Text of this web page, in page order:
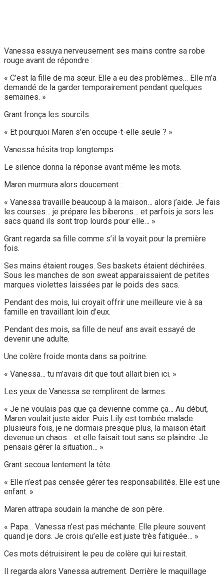
Vanessa essuya nerveusement ses mains contre sa robe
rouge avant de répondre :
« C’est la fille de ma sœur. Elle a eu des problèmes… Elle m’a
demandé de la garder temporairement pendant quelques
semaines. »
Grant fronça les sourcils.
« Et pourquoi Maren s’en occupe-t-elle seule ? »
Vanessa hésita trop longtemps.
Le silence donna la réponse avant même les mots.
Maren murmura alors doucement :
« Vanessa travaille beaucoup à la maison… alors j’aide. Je fais
les courses… je prépare les biberons… et parfois je sors les
sacs quand ils sont trop lourds pour elle… »
Grant regarda sa fille comme s’il la voyait pour la première
fois.
Ses mains étaient rouges. Ses baskets étaient déchirées.
Sous les manches de son sweat apparaissaient de petites
marques violettes laissées par le poids des sacs.
Pendant des mois, lui croyait offrir une meilleure vie à sa
famille en travaillant loin d’eux.
Pendant des mois, sa fille de neuf ans avait essayé de
devenir une adulte.
Une colère froide monta dans sa poitrine.
« Vanessa… tu m’avais dit que tout allait bien ici. »
Les yeux de Vanessa se remplirent de larmes.
« Je ne voulais pas que ça devienne comme ça… Au début,
Maren voulait juste aider. Puis Lily est tombée malade
plusieurs fois, je ne dormais presque plus, la maison était
devenue un chaos… et elle faisait tout sans se plaindre. Je
pensais gérer la situation… »
Grant secoua lentement la tête.
« Elle n’est pas censée gérer tes responsabilités. Elle est une
enfant. »
Maren attrapa soudain la manche de son père.
« Papa… Vanessa n’est pas méchante. Elle pleure souvent
quand je dors. Je crois qu’elle est juste très fatiguée… »
Ces mots détruisirent le peu de colère qui lui restait.
Il regarda alors Vanessa autrement. Derrière le maquillage